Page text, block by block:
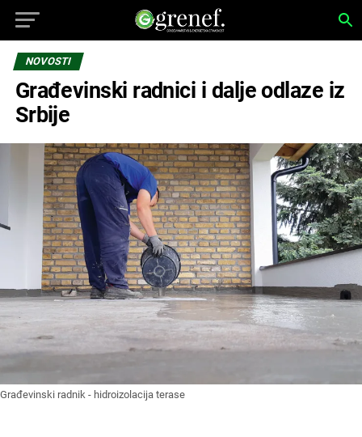
NOVOSTI
Građevinski radnici i dalje odlaze iz
Srbije
Građevinski radnik - hidroizolacija terase